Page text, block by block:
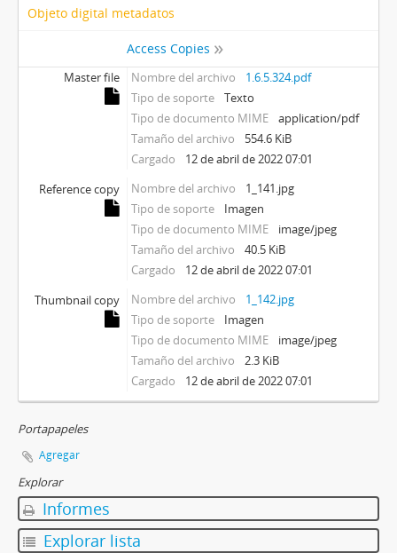
Objeto digital metadatos
Access Copies
Master file Nombre del archivo
1.6.5.324.pdf
Tipo de soporte
Texto
Tipo de documento MIME
application/pdf
Tamaño del archivo
554.6 KiB
Cargado
12 de abril de 2022 07:01
Reference copy
Nombre del archivo
1_141.jpg
Tipo de soporte
Imagen
Tipo de documento MIME
image/jpeg
Tamaño del archivo
40.5 KiB
Cargado
12 de abril de 2022 07:01
Thumbnail copy
Nombre del archivo
1_142.jpg
Tipo de soporte
Imagen
Tipo de documento MIME
image/jpeg
Tamaño del archivo
2.3 KiB
Cargado
12 de abril de 2022 07:01
Portapapeles
Agregar
Explorar
Informes
Explorar lista